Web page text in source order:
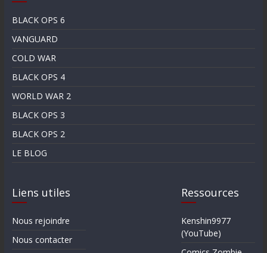
BLACK OPS 6
VANGUARD
COLD WAR
BLACK OPS 4
WORLD WAR 2
BLACK OPS 3
BLACK OPS 2
LE BLOG
Liens utiles
Nous rejoindre
Nous contacter
Ressources
Kenshin9977
(YouTube)